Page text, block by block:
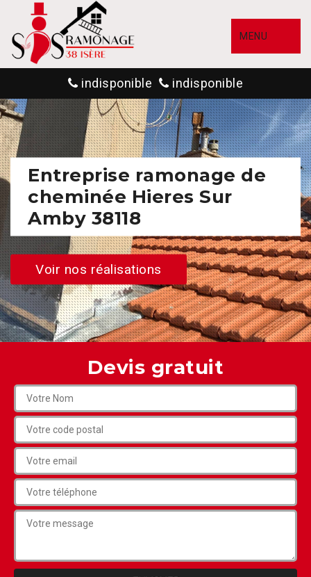
MENU
indisponible indisponible
Entreprise ramonage de
cheminée Hieres Sur
Amby 38118
Voir nos réalisations
Devis gratuit